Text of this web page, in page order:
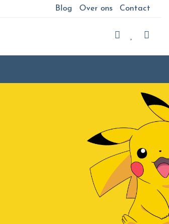
Blog Over ons Contact